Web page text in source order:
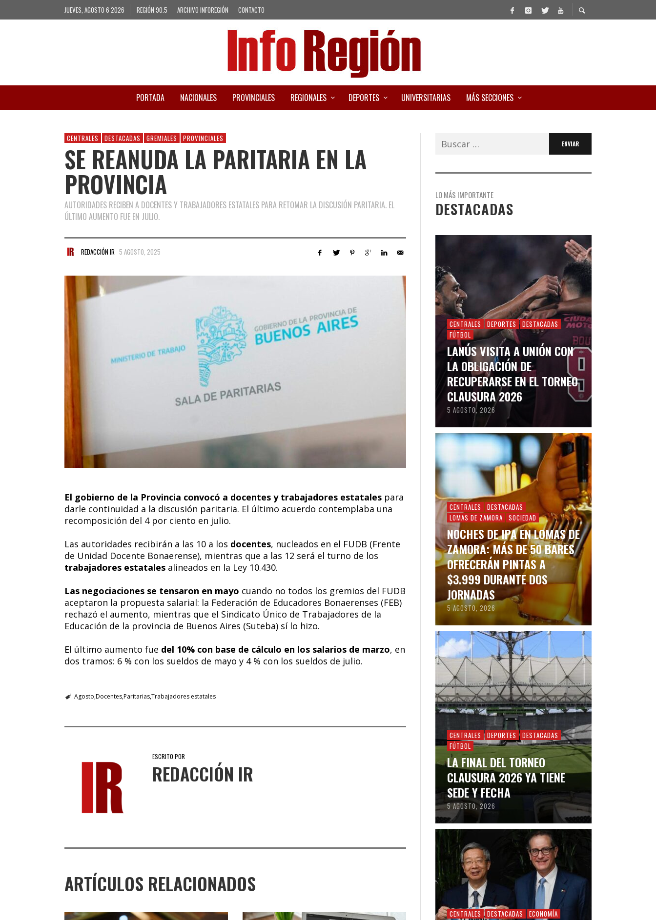
JUEVES, AGOSTO 6 2026 REGIÓN 90.5 ARCHIVO INFOREGIÓN CONTACTO
PORTADA NACIONALES PROVINCIALES REGIONALES DEPORTES UNIVERSITARIAS MÁS SECCIONES
CENTRALES DESTACADAS GREMIALES PROVINCIALES
SE REANUDA LA PARITARIA EN LA
PROVINCIA
AUTORIDADES RECIBEN A DOCENTES Y TRABAJADORES ESTATALES PARA RETOMAR LA DISCUSIÓN PARITARIA. EL
ÚLTIMO AUMENTO FUE EN JULIO.
REDACCIÓN IR 5 AGOSTO, 2025
El gobierno de la Provincia convocó a docentes y trabajadores estatales para
darle continuidad a la discusión paritaria. El último acuerdo contemplaba una
recomposición del 4 por ciento en julio.
Las autoridades recibirán a las 10 a los docentes, nucleados en el FUDB (Frente
de Unidad Docente Bonaerense), mientras que a las 12 será el turno de los
trabajadores estatales alineados en la Ley 10.430.
Las negociaciones se tensaron en mayo cuando no todos los gremios del FUDB
aceptaron la propuesta salarial: la Federación de Educadores Bonaerenses (FEB)
rechazó el aumento, mientras que el Sindicato Único de Trabajadores de la
Educación de la provincia de Buenos Aires (Suteba) sí lo hizo.
El último aumento fue del 10% con base de cálculo en los salarios de marzo, en
dos tramos: 6 % con los sueldos de mayo y 4 % con los sueldos de julio.
Agosto DocentesParitariasTrabajadores estatales
ESCRITO POR
REDACCIÓN IR
ARTÍCULOS RELACIONADOS
Buscar:
LO MÁS IMPORTANTE
DESTACADAS
CENTRALES DEPORTES
DESTACADAS
FÚTBOL
LANÚS VISITA A UNIÓN CON
LA OBLIGACIÓN DE
RECUPERARSE EN EL TORNEO
CLAUSURA 2026
5 AGOSTO, 2026
CENTRALES
DESTACADAS
LOMAS DE ZAMORA
SOCIEDAD
NOCHES DE IPA EN LOMAS DE
ZAMORA: MÁS DE 50 BARES
OFRECERÁN PINTAS A
$3.999 DURANTE DOS
JORNADAS
5 AGOSTO, 2026
CENTRALES DEPORTES
DESTACADAS
FÚTBOL
LA FINAL DEL TORNEO
CLAUSURA 2026 YA TIENE
SEDE Y FECHA
5 AGOSTO, 2026
CENTRALES DESTACADAS ECONOMÍA